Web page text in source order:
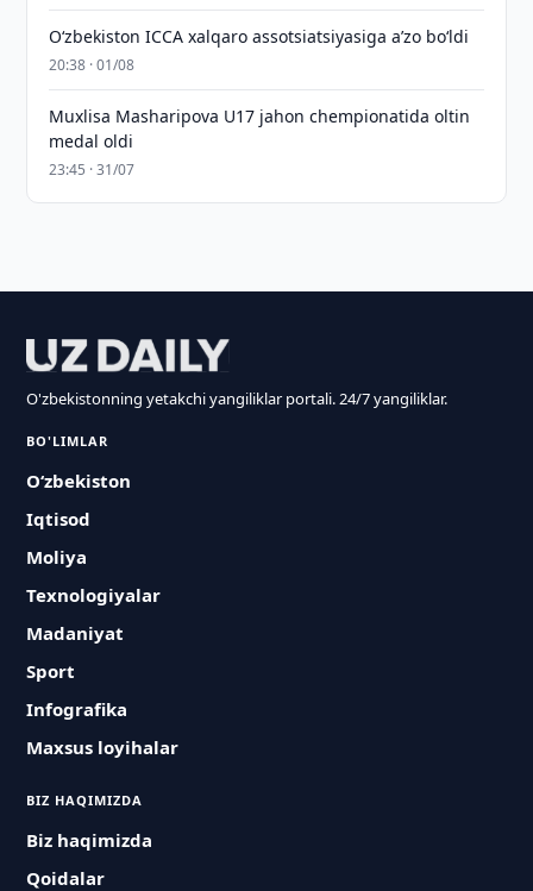
O‘zbekiston ICCA xalqaro assotsiatsiyasiga aʼzo bo‘ldi
20:38 · 01/08
Muxlisa Masharipova U17 jahon chempionatida oltin
medal oldi
23:45 · 31/07
O'zbekistonning yetakchi yangiliklar portali. 24/7 yangiliklar.
BO'LIMLAR
O‘zbekiston
Iqtisod
Moliya
Texnologiyalar
Madaniyat
Sport
Infografika
Maxsus loyihalar
BIZ HAQIMIZDA
Biz haqimizda
Qoidalar